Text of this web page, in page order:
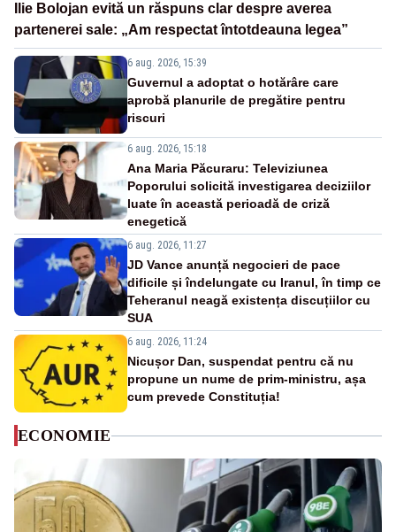
Ilie Bolojan evită un răspuns clar despre averea
partenerei sale: „Am respectat întotdeauna legea”
6 aug. 2026, 15:39
Guvernul a adoptat o hotărâre care
aprobă planurile de pregătire pentru
riscuri
6 aug. 2026, 15:18
Ana Maria Păcuraru: Televiziunea
Poporului solicită investigarea deciziilor
luate în această perioadă de criză
enegetică
6 aug. 2026, 11:27
JD Vance anunță negocieri de pace
dificile și îndelungate cu Iranul, în timp ce
Teheranul neagă existența discuțiilor cu
SUA
6 aug. 2026, 11:24
Nicușor Dan, suspendat pentru că nu
propune un nume de prim-ministru, așa
cum prevede Constituția!
ECONOMIE